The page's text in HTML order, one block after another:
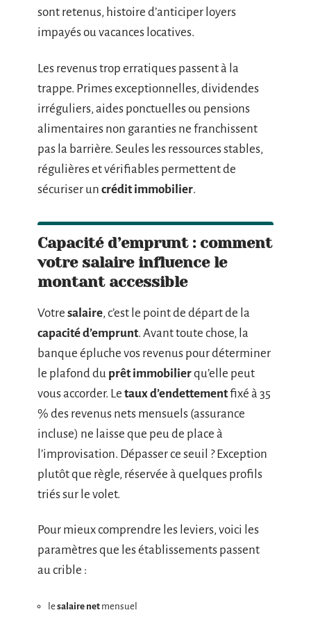
sont retenus, histoire d’anticiper loyers
impayés ou vacances locatives.
Les revenus trop erratiques passent à la
trappe. Primes exceptionnelles, dividendes
irréguliers, aides ponctuelles ou pensions
alimentaires non garanties ne franchissent
pas la barrière. Seules les ressources stables,
régulières et vérifiables permettent de
sécuriser un crédit immobilier.
Capacité d’emprunt : comment
votre salaire influence le
montant accessible
Votre salaire, c’est le point de départ de la
capacité d’emprunt. Avant toute chose, la
banque épluche vos revenus pour déterminer
le plafond du prêt immobilierqu’elle peut
vous accorder. Le taux d’endettementfixé à 35
% des revenus nets mensuels (assurance
incluse) ne laisse que peu de place à
l’improvisation. Dépasser ce seuil ? Exception
plutôt que règle, réservée à quelques profils
triés sur le volet.
Pour mieux comprendre les leviers, voici les
paramètres que les établissements passent
au crible :
lesalaire net mensuel